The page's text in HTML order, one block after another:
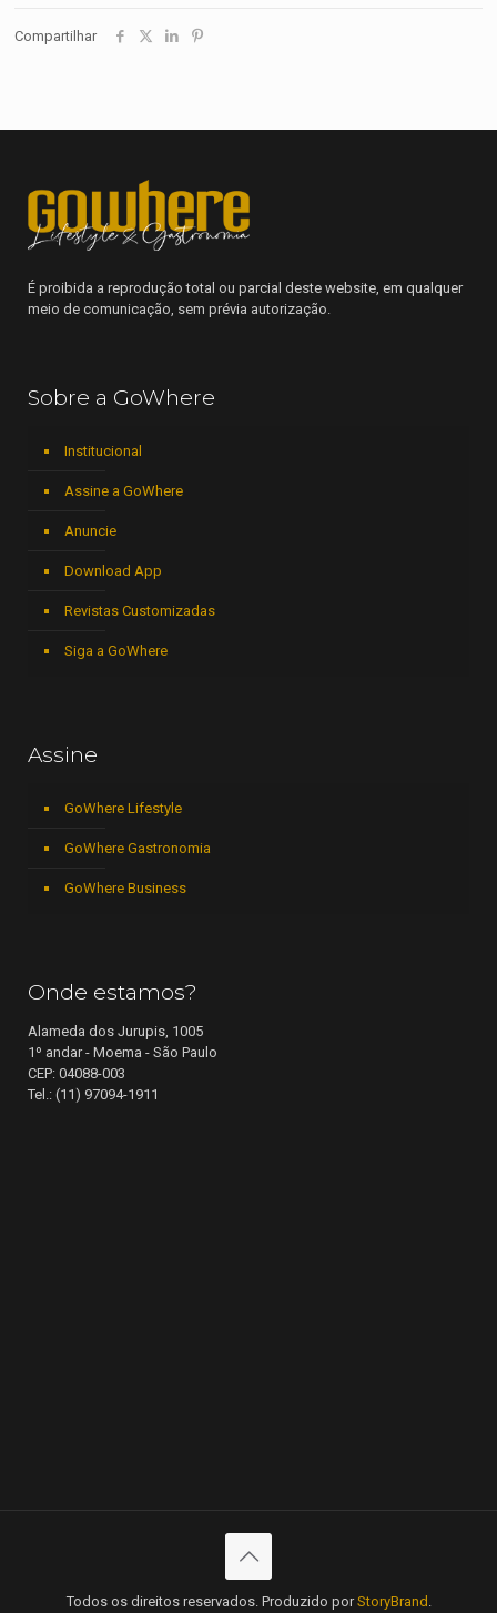
Compartilhar
É proibida a reprodução total ou parcial deste website, em qualquer
meio de comunicação, sem prévia autorização.
Sobre a GoWhere
Institucional
Assine a GoWhere
Anuncie
Download App
Revistas Customizadas
Siga a GoWhere
Assine
GoWhere Lifestyle
GoWhere Gastronomia
GoWhere Business
Onde estamos?
Alameda dos Jurupis, 1005
1º andar - Moema - São Paulo
CEP: 04088-003
Tel.: (11) 97094-1911
Todos os direitos reservados. Produzido porStoryBrand .